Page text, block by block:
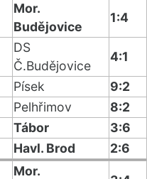
Mor.
Budějovice
1:4
DS
Č.Budějovice
4:1
Písek
9:2
Pelhřimov
8:2
Tábor
3:6
Havl. Brod 2:6
Mor.